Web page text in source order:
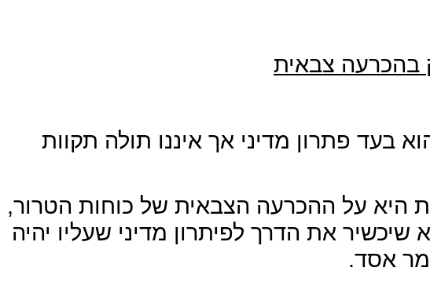
צבאית
בעד פתרון מדיני אך איננו תולה תקוות
היא על ההכרעה הצבאית של כוחות הטרור,
שיכשיר את הדרך לפיתרון מדיני שעליו יהיה
אסד.